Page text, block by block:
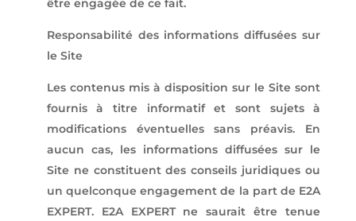
être engagée de ce fait.
Responsabilité des informations diffusées sur
le Site
Les contenus mis à disposition sur le Site sont
fournis à titre informatif et sont sujets à
modifications éventuelles sans préavis. En
aucun cas, les informations diffusées sur le
Site ne constituent des conseils juridiques ou
un quelconque engagement de la part de E2A
EXPERT. E2A EXPERT ne saurait être tenue